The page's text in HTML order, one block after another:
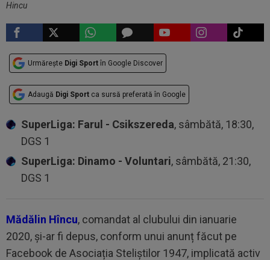
Hincu
Urmărește Digi Sport în Google Discover
Adaugă Digi Sport ca sursă preferată în Google
SuperLiga: Farul - Csikszereda, sâmbătă, 18:30,
DGS 1
SuperLiga: Dinamo - Voluntari, sâmbătă, 21:30,
DGS 1
Mădălin Hîncu, comandat al clubului din ianuarie
2020, și-ar fi depus, conform unui anunț făcut pe
Facebook de Asociația Steliștilor 1947, implicată activ